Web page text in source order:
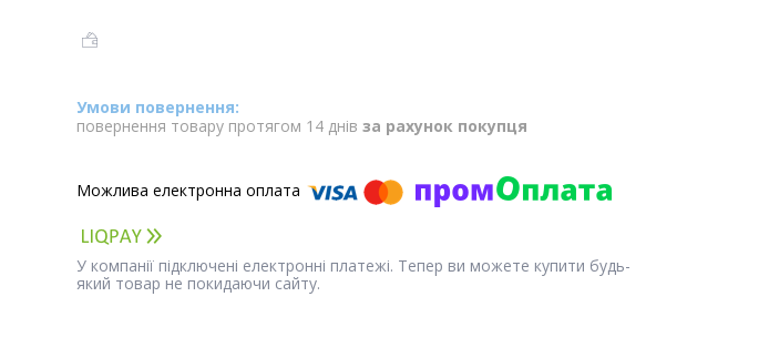
повернення товару протягом 14 днів за рахунок покупця
У компанії підключені електронні платежі. Тепер ви можете купити будь-
який товар не покидаючи сайту.